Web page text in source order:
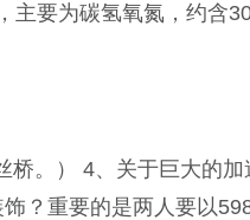
要为碳氢氧氮，约含
。） 4、关于巨大的
？重要的是两人要以